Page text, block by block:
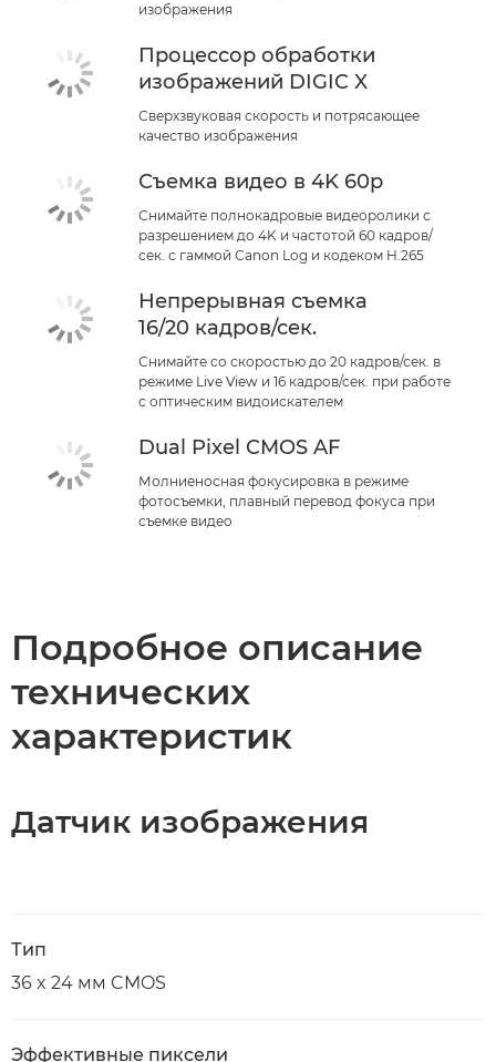
изображения
Процессор обработки
изображений DIGIC X
Сверхзвуковая скорость и потрясающее
качество изображения
Съемка видео в 4K 60p
Снимайте полнокадровые видеоролики с
разрешением до 4K и частотой 60 кадров/
сек. с гаммой Canon Log и кодеком H.265
Непрерывная съемка
16/20 кадров/сек.
Снимайте со скоростью до 20 кадров/сек. в
режиме Live View и 16 кадров/сек. при работе
с оптическим видоискателем
Dual Pixel CMOS AF
Молниеносная фокусировка в режиме
фотосъемки, плавный перевод фокуса при
съемке видео
Подробное описание
технических
характеристик
Датчик изображения
Тип
36 x 24 мм CMOS
Эффективные пиксели